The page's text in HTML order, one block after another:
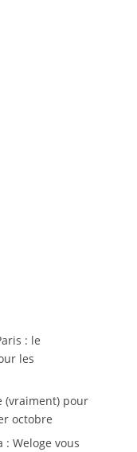
: le
les
(vraiment) pour
octobre
Weloge vous